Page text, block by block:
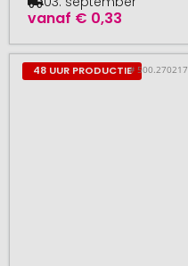
vanaf € 0,33
48 UUR PRODUCTIE# 500.270217